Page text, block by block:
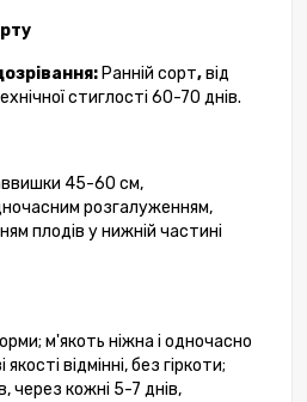
Ранній сорт,від
стиглості 60-70 днів.
45-60 см,
розгалуженням,
плодів у нижній частині
м'якоть ніжна і одночасно
відмінні, без гіркоти;
через кожні 5-7 днів,